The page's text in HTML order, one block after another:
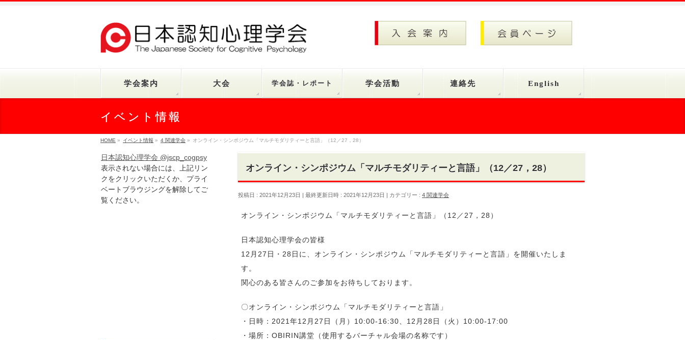
学会案内 大会 学会誌・レポート 学会活動 連絡先 English
イベント情報
HOME » イベント情報 » 4 関連学会 » オンライン・シンポジウム「マルチモダリティーと言語」（12／27，28）
オンライン・シンポジウム「マルチモダリティーと言語」（12／27，28）
投稿日 : 2021年12月23日 最終更新日時 : 2021年12月23日 カテゴリー : 4 関連学会
オンライン・シンポジウム「マルチモダリティーと言語」（12／27，28）
日本認知心理学会の皆様
12月27日・28日に、オンライン・シンポジウム「マルチモダリティーと言語」を開催いたしま
す。
関心のある皆さんのご参加をお待ちしております。
〇オンライン・シンポジウム「マルチモダリティーと言語」
・日時：2021年12月27日（月）10:00-16:30、12月28日（火）10:00-17:00
・場所：OBIRIN講堂（使用するバーチャル会場の名称です）
日本認知心理学会 @jscp_cogpsy
表示されない場合には、上記リン
クをクリックいただくか、プライ
ベートブラウジングを解除してご
覧ください。